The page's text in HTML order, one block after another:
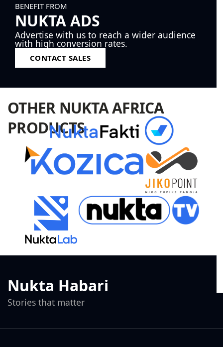
BENEFIT FROM
NUKTA ADS
Advertise with us to reach a wider audience
with high conversion rates.
CONTACT SALES
OTHER NUKTA AFRICA
PRODUCTS
Nukta Habari
Stories that matter